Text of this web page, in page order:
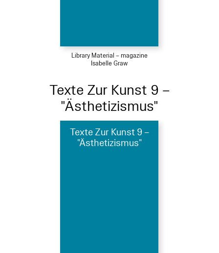
Library Material – magazine
Isabelle Graw
Texte Zur Kunst 9 –
"Ästhetizismus"
Texte Zur Kunst 9 –
"Ästhetizismus"